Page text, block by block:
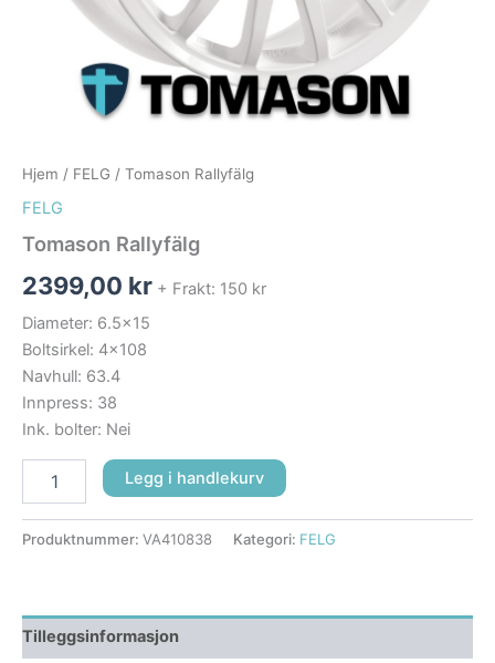
Hjem / FELG / Tomason Rallyfälg
FELG
Tomason Rallyfälg
2399,00 kr + Frakt: 150 kr
Diameter: 6.5×15
Boltsirkel: 4×108
Navhull: 63.4
Innpress: 38
Ink. bolter: Nei
Legg i handlekurv
Produktnummer: VA410838 Kategori: FELG
Tilleggsinformasjon